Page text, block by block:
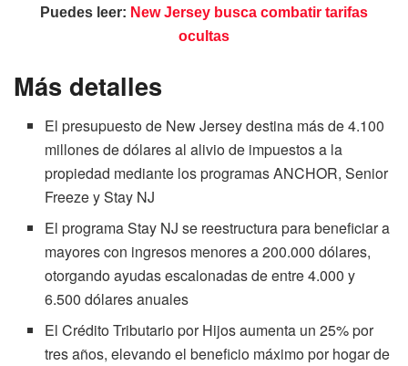
Puedes leer: New Jersey busca combatir tarifas
ocultas
Más detalles
El presupuesto de New Jersey destina más de 4.100
millones de dólares al alivio de impuestos a la
propiedad mediante los programas ANCHOR, Senior
Freeze y Stay NJ
El programa Stay NJ se reestructura para beneficiar a
mayores con ingresos menores a 200.000 dólares,
otorgando ayudas escalonadas de entre 4.000 y
6.500 dólares anuales
El Crédito Tributario por Hijos aumenta un 25% por
tres años, elevando el beneficio máximo por hogar de